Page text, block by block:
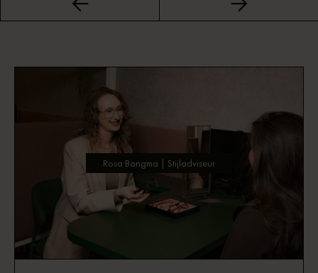
Rosa Bangma | Stijladviseur